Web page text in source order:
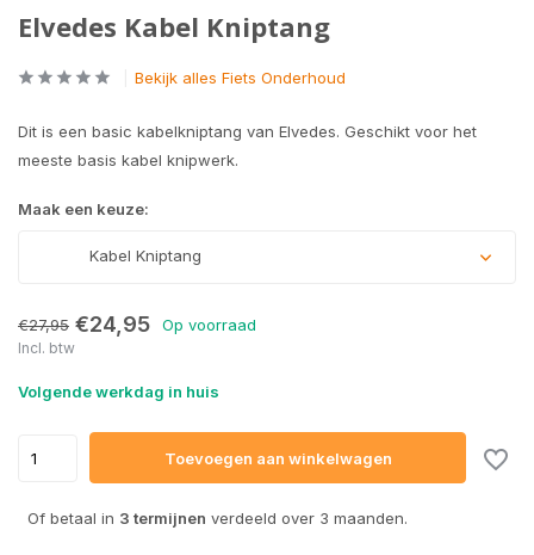
Elvedes Kabel Kniptang
Bekijk alles Fiets Onderhoud
Dit is een basic kabelkniptang van Elvedes. Geschikt voor het
meeste basis kabel knipwerk.
Maak een keuze:
Kabel Kniptang
€27,95 €24,95 Op voorraad
Incl. btw
Volgende werkdag in huis
Toevoegen aan winkelwagen
Of betaal in 3 termijnen verdeeld over 3 maanden.